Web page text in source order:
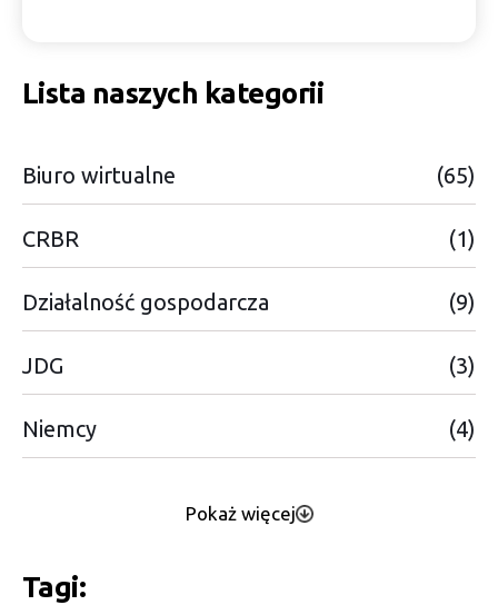
Lista naszych kategorii
Biuro wirtualne (65)
CRBR (1)
Działalność gospodarcza (9)
JDG (3)
Niemcy (4)
Pokaż więcej
Tagi: